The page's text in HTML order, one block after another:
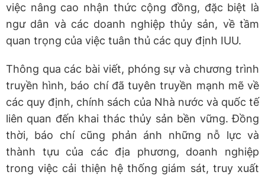
việc nâng cao nhận thức cộng đồng, đặc biệt là
ngư dân và các doanh nghiệp thủy sản, về tầm
quan trọng của việc tuân thủ các quy định IUU.
Thông qua các bài viết, phóng sự và chương trình
truyền hình, báo chí đã tuyên truyền mạnh mẽ về
các quy định, chính sách của Nhà nước và quốc tế
liên quan đến khai thác thủy sản bền vững. Đồng
thời, báo chí cũng phản ánh những nỗ lực và
thành tựu của các địa phương, doanh nghiệp
trong việc cải thiện hệ thống giám sát, truy xuất